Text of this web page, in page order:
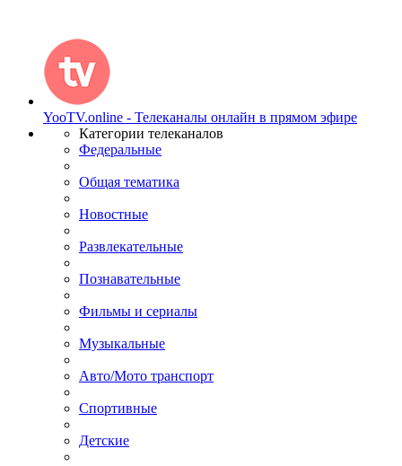
YooTV.online - Телеканалы онлайн в прямом эфире
Категории телеканалов
Федеральные
Общая тематика
Новостные
Развлекательные
Познавательные
Фильмы и сериалы
Музыкальные
Авто/Мото транспорт
Спортивные
Детские